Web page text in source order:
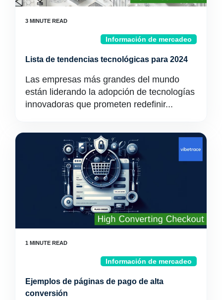
Información de mercadeo
Lista de tendencias tecnológicas para 2024
Las empresas más grandes del mundo
están liderando la adopción de tecnologías
innovadoras que prometen redefinir...
Información de mercadeo
Ejemplos de páginas de pago de alta
conversión